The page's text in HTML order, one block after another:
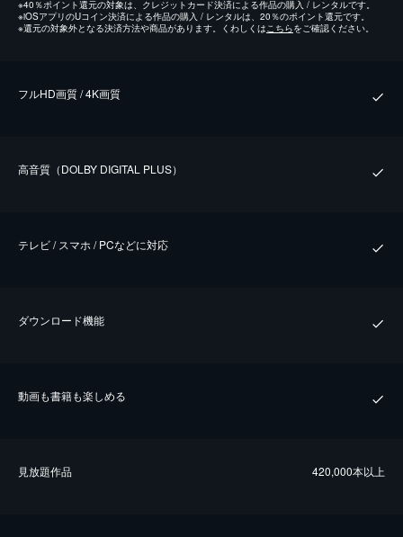
※40％ポイント還元の対象は、クレジットカード決済による作品の購入 / レンタルです。
※iOSアプリのUコイン決済による作品の購入 / レンタルは、20％のポイント還元です。
※還元の対象外となる決済方法や商品があります。くわしくはこちらをご確認ください。
フルHD画質 / 4K画質
⾼⾳質（DOLBY DIGITAL PLUS）
テレビ / スマホ / PCなどに対応
ダウンロード機能
動画も書籍も楽しめる
⾒放題作品 420,000本以上